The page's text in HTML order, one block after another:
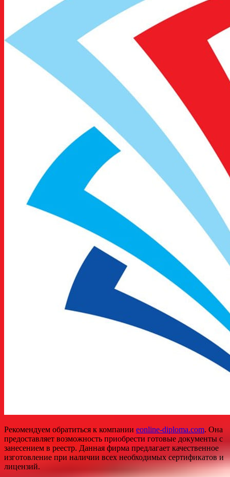
Рекомендуем обратиться к компании eonline-diploma.com. Она
предоставляет возможность приобрести готовые документы с
занесением в реестр. Данная фирма предлагает качественное
изготовление при наличии всех необходимых сертификатов и
лицензий.